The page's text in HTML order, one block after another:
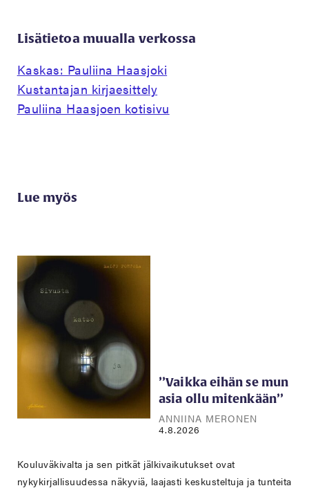
Lisätietoa muualla verkossa
Kaskas: Pauliina Haasjoki
Kustantajan kirjaesittely
Pauliina Haasjoen kotisivu
Lue myös
’’Vaikka eihän se mun
asia ollu mitenkään’’
ANNIINA MERONEN
4.8.2026
Kouluväkivalta ja sen pitkät jälkivaikutukset ovat
nykykirjallisuudessa näkyviä, laajasti keskusteltuja ja tunteita